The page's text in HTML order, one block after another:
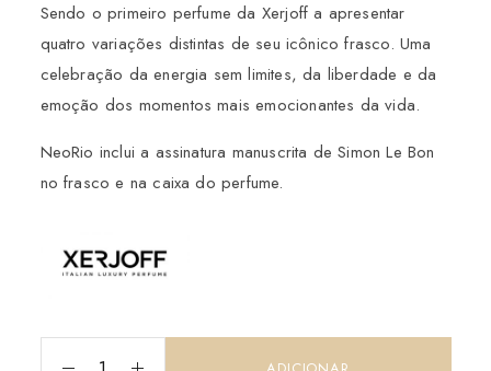
Sendo o primeiro perfume da Xerjoff a apresentar
quatro variações distintas de seu icônico frasco. Uma
celebração da energia sem limites, da liberdade e da
emoção dos momentos mais emocionantes da vida.
NeoRio inclui a assinatura manuscrita de Simon Le Bon
no frasco e na caixa do perfume.